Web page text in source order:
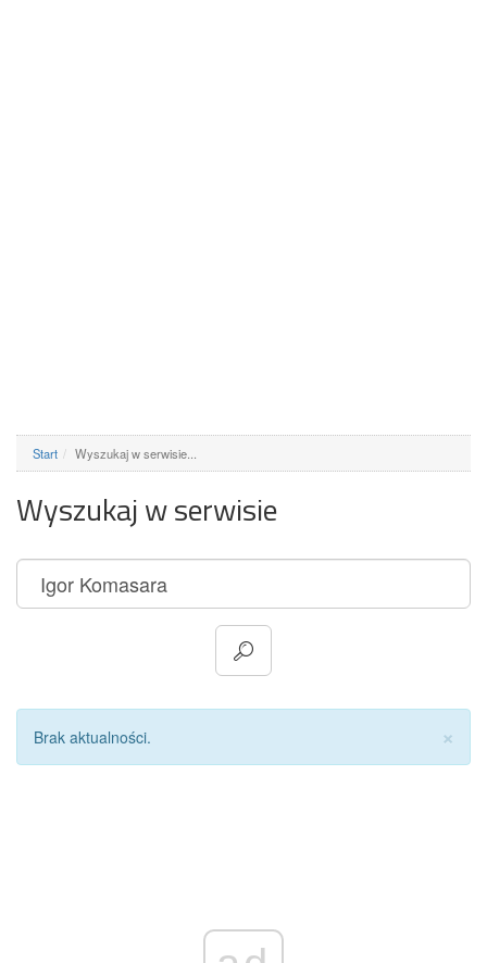
Start Wyszukaj w serwisie...
Wyszukaj w serwisie
×
Brak aktualności.